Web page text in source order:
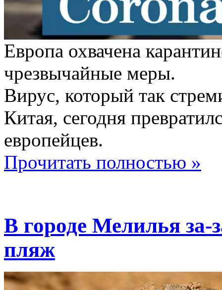
Европа охвачена
чрезвычайные меры.
Вирус, который так
Китая, сегодня
европейцев.
Прочитать полностью »
В городе Мелилья за-
пляж